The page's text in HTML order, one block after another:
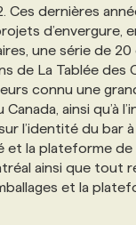
Ces dernières
d’envergure,
une série de
de La Tablée des
connu une
ainsi qu’à
l’identité du bar
et la plateforme de
ainsi que tout
et la